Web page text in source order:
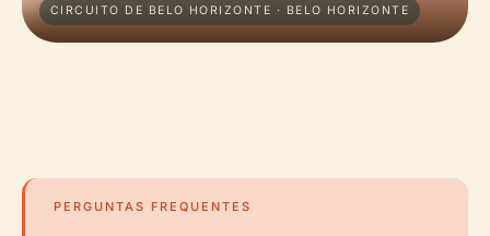
CIRCUITO DE BELO HORIZONTE · BELO HORIZONTE
PERGUNTAS FREQUENTES